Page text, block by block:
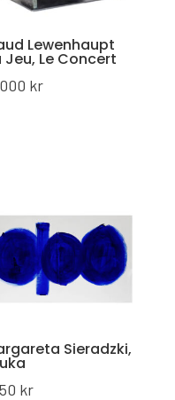
Lewenhaupt
Jeu, Le Concert
kr
Sieradzki,
kr